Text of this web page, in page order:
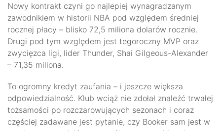
Nowy kontrakt czyni go najlepiej wynagradzanym
zawodnikiem w historii NBA pod względem średniej
rocznej płacy – blisko 72,5 miliona dolarów rocznie.
Drugi pod tym względem jest tegoroczny MVP oraz
zwycięzca ligi, lider Thunder, Shai Gilgeous-Alexander
– 71,35 miliona.
To ogromny kredyt zaufania – i jeszcze większa
odpowiedzialność. Klub wciąż nie zdołał znaleźć trwałej
tożsamości po rozczarowujących sezonach i coraz
częściej zadawane jest pytanie, czy Booker sam jest w